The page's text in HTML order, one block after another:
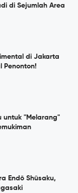
di Sejumlah Area
di Jakarta
Penonton!
untuk "Melarang"
Endō Shūsaku,